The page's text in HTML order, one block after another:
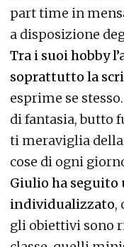
part time in
a disposizione
Tra i suoi hobby
soprattutto la
esprime se
di fantasia, butto
ti meraviglia della
cose di ogni
Giulio ha seguito
individualizzato,
gli obiettivi sono